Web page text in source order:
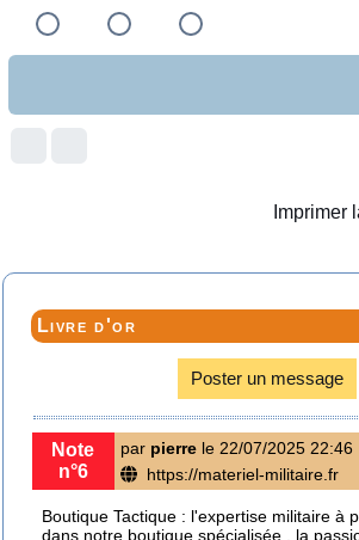
Imprimer
Livre d'or
Poster un message
Note
n°6
par pierrele 22/07/2025 22:46
https://materiel-militaire.fr
Boutique Tactique : l'expertise militaire à
dans notre boutique spécialisée , la